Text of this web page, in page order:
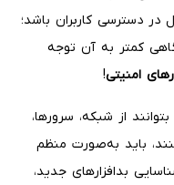
در دسترسی کاربران باشد؛
کمتر به آن توجه
امنیتی!
از شبکه، سرورها،
باید به‌صورت منظم
بدافزارهای جدید،